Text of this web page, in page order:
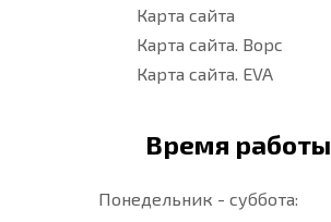
Карта сайта
Карта сайта. Ворс
Карта сайта. EVA
Время работы
Понедельник - суббота: